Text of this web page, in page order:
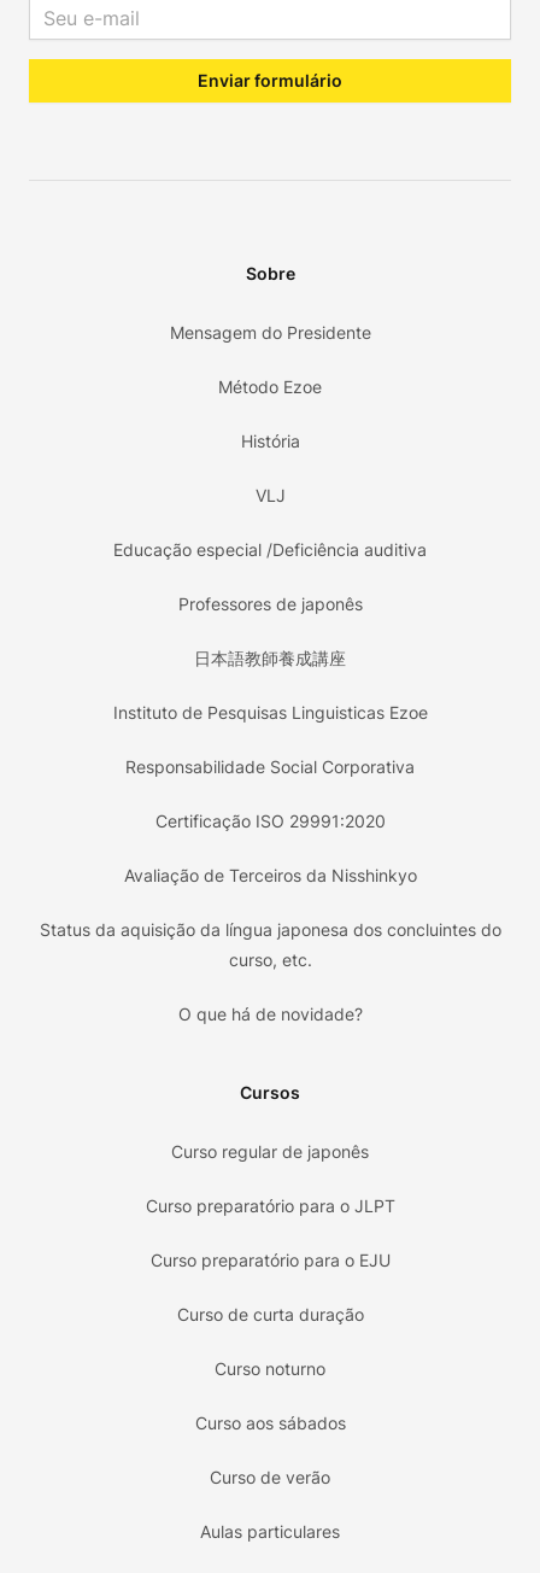
Email address
Enviar formulário
Sobre
Mensagem do Presidente
Método Ezoe
História
VLJ
Educação especial /Deficiência auditiva
Professores de japonês
日本語教師養成講座
Instituto de Pesquisas Linguisticas Ezoe
Responsabilidade Social Corporativa
Certificação ISO 29991:2020
Avaliação de Terceiros da Nisshinkyo
Status da aquisição da língua japonesa dos concluintes do
curso, etc.
O que há de novidade?
Cursos
Curso regular de japonês
Curso preparatório para o JLPT
Curso preparatório para o EJU
Curso de curta duração
Curso noturno
Curso aos sábados
Curso de verão
Aulas particulares